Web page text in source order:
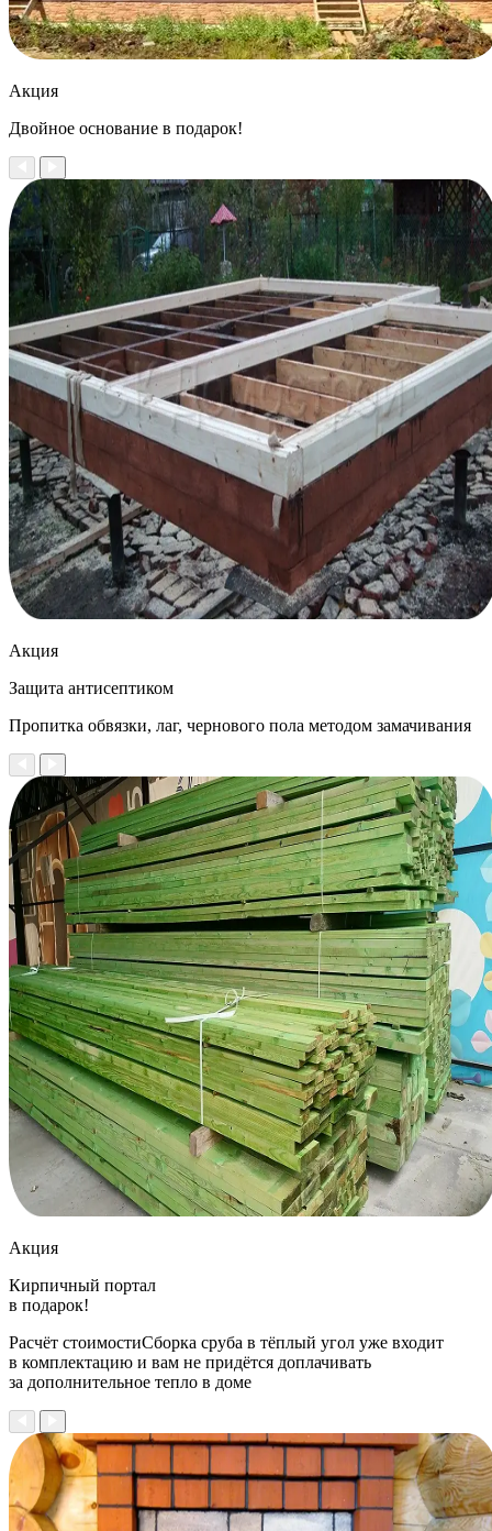
Акция
Двойное основание в подарок!
Акция
Защита антисептиком
Пропитка обвязки, лаг, чернового пола методом замачивания
Акция
Кирпичный портал
в подарок!
Расчёт стоимостиСборка сруба в тёплый угол уже входит
в комплектацию и вам не придётся доплачивать
за дополнительное тепло в доме